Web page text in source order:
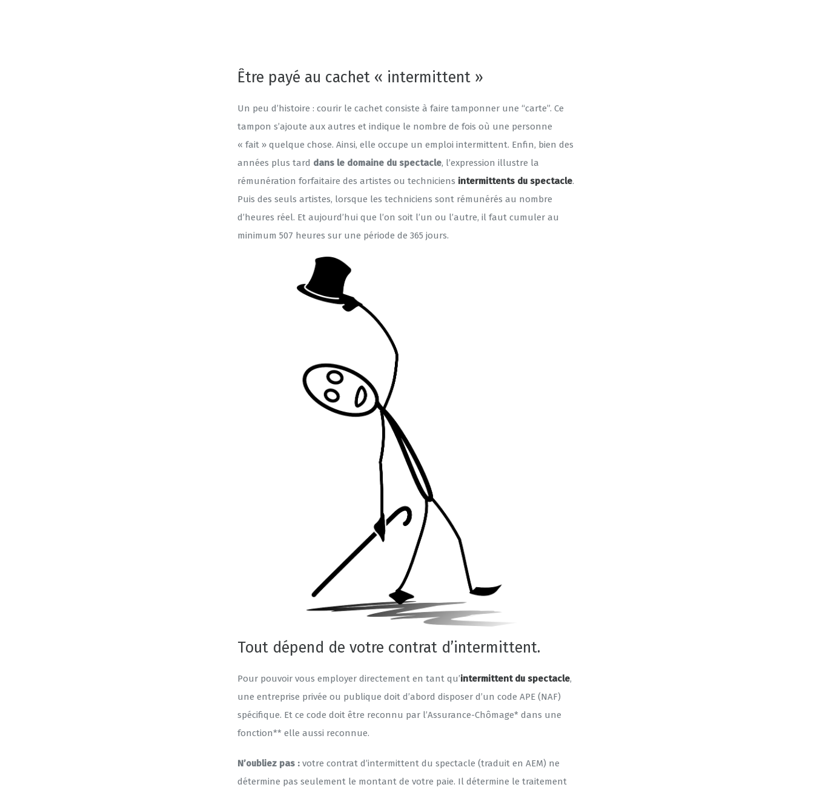
Être payé au cachet « intermittent »
Un peu d’histoire : courir le cachet consiste à faire tamponner une “carte”. Ce
tampon s’ajoute aux autres et indique le nombre de fois où une personne
« fait » quelque chose. Ainsi, elle occupe un emploi intermittent. Enfin, bien des
années plus tard dans le domaine du spectacle, l’expression illustre la
rémunération forfaitaire des artistes ou techniciens intermittents du spectacle.
Puis des seuls artistes, lorsque les techniciens sont rémunérés au nombre
d’heures réel. Et aujourd’hui que l’on soit l’un ou l’autre, il faut cumuler au
minimum 507 heures sur une période de 365 jours.
Tout dépend de votre contrat d’intermittent.
Pour pouvoir vous employer directement en tant qu’intermittent du spectacle,
une entreprise privée ou publique doit d’abord disposer d’un code APE (NAF)
spécifique. Et ce code doit être reconnu par l’Assurance-Chômage* dans une
fonction** elle aussi reconnue.
N’oubliez pas : votre contrat d’intermittent du spectacle (traduit en AEM) ne
détermine pas seulement le montant de votre paie. Il détermine le traitement